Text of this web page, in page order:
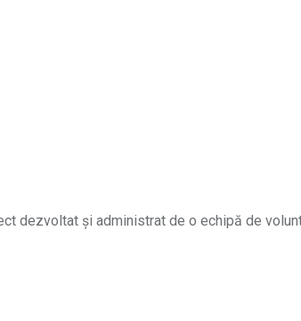
dezvoltat și administrat de o echipă de